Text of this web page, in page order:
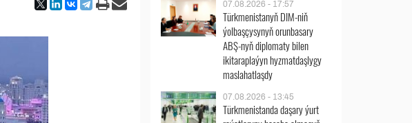
07.08.2026 - 17:57
Türkmenistanyň DIM-niň
ýolbaşçysynyň orunbasary
ABŞ-nyň diplomaty bilen
ikitaraplaýyn hyzmatdaşlygy
maslahatlaşdy
07.08.2026 - 13:45
Türkmenistanda daşary ýurt